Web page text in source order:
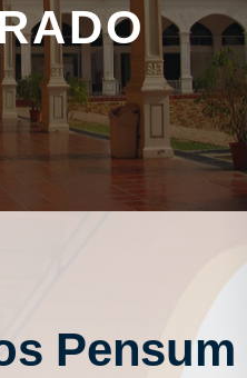
Pensum